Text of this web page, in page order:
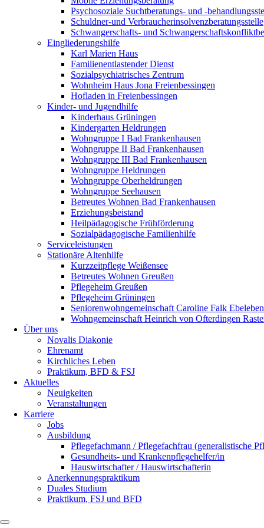
Psychosoziale Suchtberatungs- und -
Schuldner-und Verbraucherinsolvenzberatungsstelle
Schwangerschafts- und
Eingliederungshilfe
Karl Marien Haus
Familienentlastender Dienst
Sozialpsychiatrisches Zentrum
Wohnheim Haus Jona Freienbessingen
Hofladen in Freienbessingen
Kinder- und Jugendhilfe
Kinderhaus Grüningen
Kindergarten Heldrungen
Wohngruppe I Bad Frankenhausen
Wohngruppe II Bad Frankenhausen
Wohngruppe III Bad Frankenhausen
Wohngruppe Heldrungen
Wohngruppe Oberheldrungen
Wohngruppe Seehausen
Betreutes Wohnen Bad Frankenhausen
Erziehungsbeistand
Heilpädagogische Frühförderung
Sozialpädagogische Familienhilfe
Serviceleistungen
Stationäre Altenhilfe
Kurzzeitpflege Weißensee
Betreutes Wohnen Greußen
Pflegeheim Greußen
Pflegeheim Grüningen
Seniorenwohngemeinschaft Caroline Falk Ebeleben
Wohngemeinschaft Heinrich von Ofterdingen
Über uns
Novalis Diakonie
Ehrenamt
Kirchliches Leben
Praktikum, BFD & FSJ
Aktuelles
Neuigkeiten
Veranstaltungen
Karriere
Jobs
Ausbildung
Pflegefachmann / Pflegefachfrau (generalistische
Gesundheits- und Krankenpflegehelfer/in
Hauswirtschafter / Hauswirtschafterin
Anerkennungspraktikum
Duales Studium
Praktikum, FSJ und BFD